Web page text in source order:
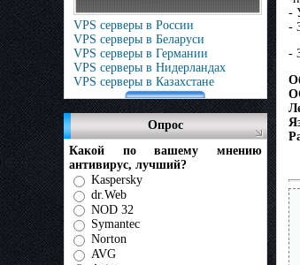
VPS серверы в России
VPS серверы в Беларуси
VPS серверы в Германии
VPS серверы в Нидерландах
VPS серверы в Казахстане
Опрос
Какой по вашему мнению
антивирус, лучший?
Kaspersky
dr.Web
NOD 32
Symantec
Norton
AVG
-
-
-